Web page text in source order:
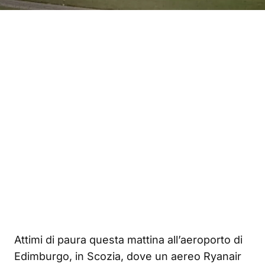
Attimi di paura questa mattina all’aeroporto di
Edimburgo, in Scozia, dove un aereo Ryanair